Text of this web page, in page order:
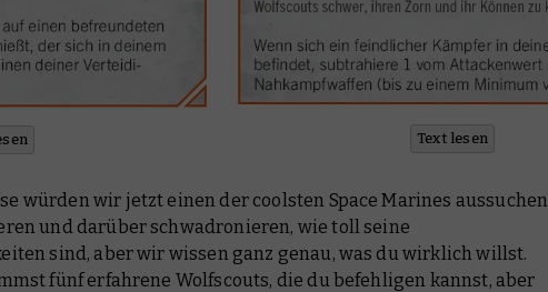
Text lesen
würden wir jetzt einen der coolsten Space Marines aussuchen
und darüber schwadronieren, wie toll seine
sind, aber wir wissen ganz genau, was duwirklichwillst.
fünf erfahrene Wolfscouts, die du befehligen kannst, aber